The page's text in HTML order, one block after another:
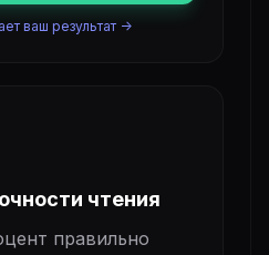
ваш результат ->
чтения
правильно